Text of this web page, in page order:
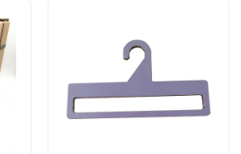
podłogę